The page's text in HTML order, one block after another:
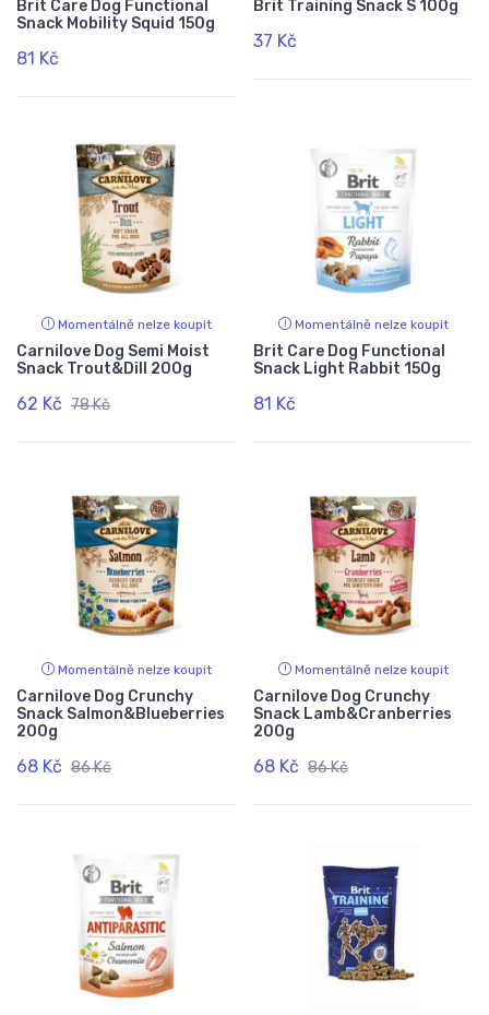
Brit Care Dog Functional
Snack Mobility Squid 150g
81 Kč
Brit Training Snack S 100g
37 Kč
Momentálně nelze koupit
Carnilove Dog Semi Moist
Snack Trout&Dill 200g
62 Kč 78 Kč
Momentálně nelze koupit
Brit Care Dog Functional
Snack Light Rabbit 150g
81 Kč
Momentálně nelze koupit
Carnilove Dog Crunchy
Snack Salmon&Blueberries
200g
68 Kč 86 Kč
Momentálně nelze koupit
Carnilove Dog Crunchy
Snack Lamb&Cranberries
200g
68 Kč 86 Kč